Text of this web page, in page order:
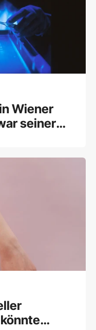
Wiener
seiner